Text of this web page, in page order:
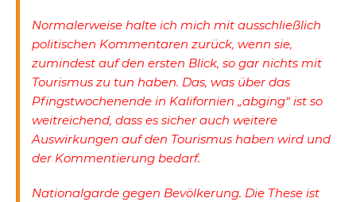
Normalerweise halte ich mich mit ausschließlich
politischen Kommentaren zurück, wenn sie,
zumindest auf den ersten Blick, so gar nichts mit
Tourismus zu tun haben. Das, was über das
Pfingstwochenende in Kalifornien „abging“ ist so
weitreichend, dass es sicher auch weitere
Auswirkungen auf den Tourismus haben wird und
der Kommentierung bedarf.
Nationalgarde gegen Bevölkerung. Die These ist